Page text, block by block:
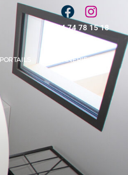
04 74 78 15 18
PORTAILS FERRONNERIE D’ART